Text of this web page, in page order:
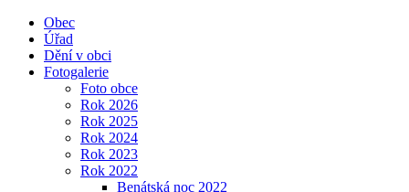
Obec
Úřad
Dění v obci
Fotogalerie
Foto obce
Rok 2026
Rok 2025
Rok 2024
Rok 2023
Rok 2022
Benátská noc 2022